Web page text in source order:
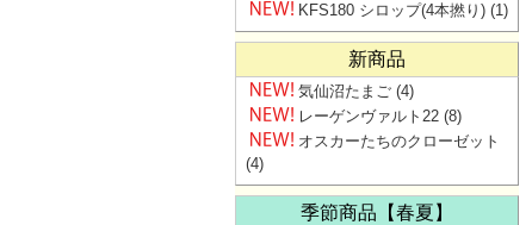
KFS180 シロップ(4本撚り) (1)
新商品
気仙沼たまご (4)
レーゲンヴァルト22 (8)
オスカーたちのクローゼット
(4)
季節商品【春夏】